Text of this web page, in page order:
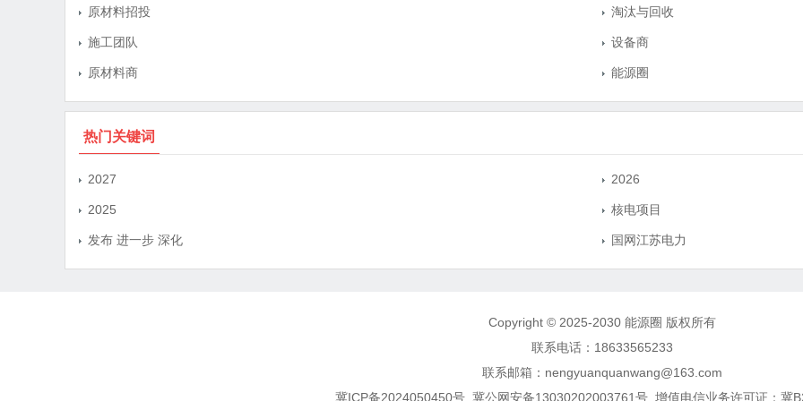
原材料招投 淘汰与回收
施工团队 设备商
原材料商 能源圈
热门关键词
2027 2026
2025 核电项目
发布 进一步 深化 国网江苏电力
Copyright © 2025-2030 能源圈 版权所有
联系电话：18633565233
联系邮箱：nengyuanquanwang@163.com
冀ICP备2024050450号 冀公网安备13030202003761号增值电信业务许可证：冀